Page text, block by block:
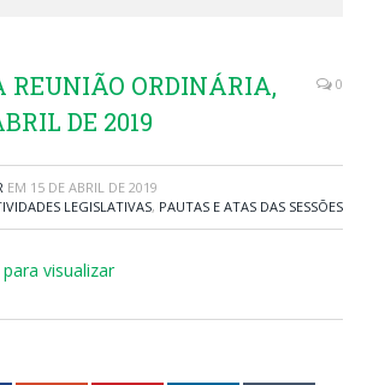
REUNIÃO ORDINÁRIA,
DE 2019
0
EM 15 DE ABRIL DE 2019
LEGISLATIVAS, PAUTAS E ATAS DAS SESSÕES
visualizar